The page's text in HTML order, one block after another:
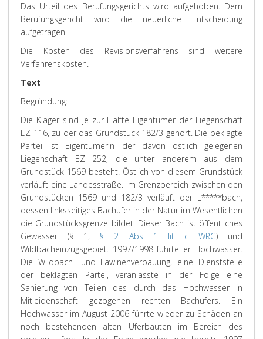
Das Urteil des Berufungsgerichts wird aufgehoben. Dem
Berufungsgericht wird die neuerliche Entscheidung
aufgetragen.
Die Kosten des Revisionsverfahrens sind weitere
Verfahrenskosten.
Text
Begründung:
Die Kläger sind je zur Hälfte Eigentümer der Liegenschaft
EZ 116, zu der das Grundstück 182/3 gehört. Die beklagte
Partei ist Eigentümerin der davon östlich gelegenen
Liegenschaft EZ 252, die unter anderem aus dem
Grundstück 1569 besteht. Östlich von diesem Grundstück
verläuft eine Landesstraße. Im Grenzbereich zwischen den
Grundstücken 1569 und 182/3 verläuft der L*****bach,
dessen linksseitiges Bachufer in der Natur im Wesentlichen
die Grundstücksgrenze bildet. Dieser Bach ist öffentliches
Gewässer (§ 1, § 2 Abs 1 lit c WRG) und
Wildbacheinzugsgebiet. 1997/1998 führte er Hochwasser.
Die Wildbach- und Lawinenverbauung, eine Dienststelle
der beklagten Partei, veranlasste in der Folge eine
Sanierung von Teilen des durch das Hochwasser in
Mitleidenschaft gezogenen rechten Bachufers. Ein
Hochwasser im August 2006 führte wieder zu Schäden an
noch bestehenden alten Uferbauten im Bereich des